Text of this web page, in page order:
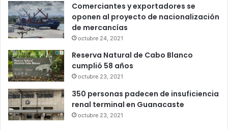
Comerciantes y exportadores se
oponen al proyecto de nacionalización
de mercancías
octubre 24, 2021
Reserva Natural de Cabo Blanco
cumplió 58 años
octubre 23, 2021
350 personas padecen de insuficiencia
renal terminal en Guanacaste
octubre 23, 2021